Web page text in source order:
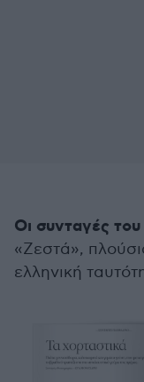
Οι συνταγές
«Ζεστά»,
ελληνική